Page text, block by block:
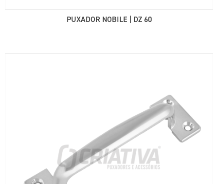
PUXADOR NOBILE | DZ 60